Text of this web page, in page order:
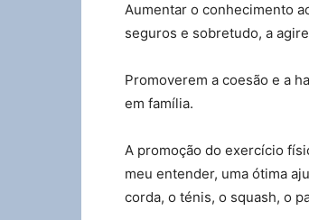
Aumentar o conhecimento
seguros e sobretudo, a
Promoverem a coesão e a
em família.
A promoção do exercício
meu entender, uma ótima
corda, o ténis, o squash, o